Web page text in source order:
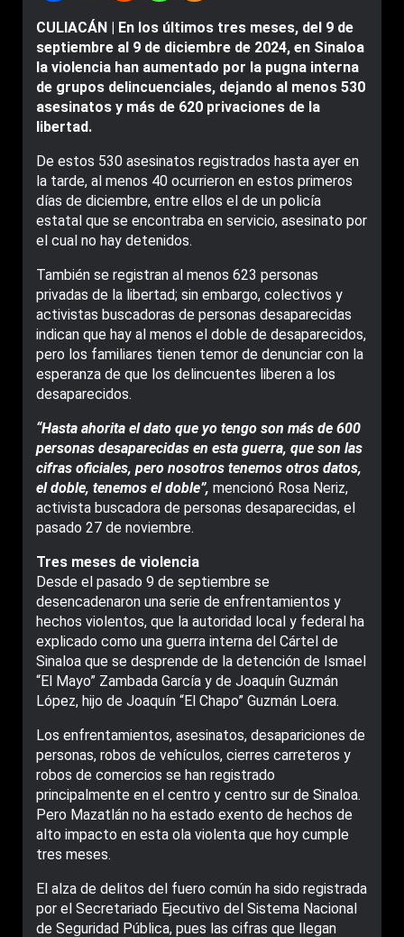
CULIACÁN | En los últimos tres meses, del 9 de
septiembre al 9 de diciembre de 2024, en Sinaloa
la violencia han aumentado por la pugna interna
de grupos delincuenciales, dejando al menos 530
asesinatos y más de 620 privaciones de la
libertad.
De estos 530 asesinatos registrados hasta ayer en
la tarde, al menos 40 ocurrieron en estos primeros
días de diciembre, entre ellos el de un policía
estatal que se encontraba en servicio, asesinato por
el cual no hay detenidos.
También se registran al menos 623 personas
privadas de la libertad; sin embargo, colectivos y
activistas buscadoras de personas desaparecidas
indican que hay al menos el doble de desaparecidos,
pero los familiares tienen temor de denunciar con la
esperanza de que los delincuentes liberen a los
desaparecidos.
“Hasta ahorita el dato que yo tengo son más de 600
personas desaparecidas en esta guerra, que son las
cifras oficiales, pero nosotros tenemos otros datos,
el doble, tenemos el doble”, mencionó Rosa Neriz,
activista buscadora de personas desaparecidas, el
pasado 27 de noviembre.
Tres meses de violencia
Desde el pasado 9 de septiembre se
desencadenaron una serie de enfrentamientos y
hechos violentos, que la autoridad local y federal ha
explicado como una guerra interna del Cártel de
Sinaloa que se desprende de la detención de Ismael
“El Mayo” Zambada García y de Joaquín Guzmán
López, hijo de Joaquín “El Chapo” Guzmán Loera.
Los enfrentamientos, asesinatos, desapariciones de
personas, robos de vehículos, cierres carreteros y
robos de comercios se han registrado
principalmente en el centro y centro sur de Sinaloa.
Pero Mazatlán no ha estado exento de hechos de
alto impacto en esta ola violenta que hoy cumple
tres meses.
El alza de delitos del fuero común ha sido registrada
por el Secretariado Ejecutivo del Sistema Nacional
de Seguridad Pública, pues las cifras que llegan